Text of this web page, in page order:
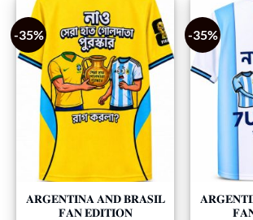
-35%
𝐀𝐑𝐆𝐄𝐍𝐓𝐈𝐍𝐀 𝐀𝐍𝐃 𝐁𝐑𝐀𝐒𝐈𝐋
𝐅𝐀𝐍 𝐄𝐃𝐈𝐓𝐈𝐎𝐍
-35%